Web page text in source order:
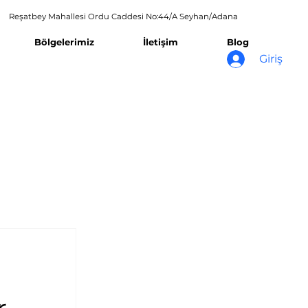
Reşatbey Mahallesi Ordu Caddesi No:44/A Seyhan/Adana
Bölgelerimiz İletişim Blog
Giriş